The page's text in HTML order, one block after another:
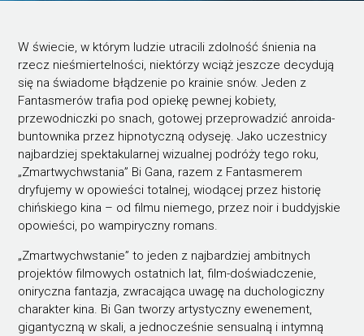
W świecie, w którym ludzie utracili zdolność śnienia na
rzecz nieśmiertelności, niektórzy wciąż jeszcze decydują
się na świadome błądzenie po krainie snów. Jeden z
Fantasmerów trafia pod opiekę pewnej kobiety,
przewodniczki po snach, gotowej przeprowadzić anroida-
buntownika przez hipnotyczną odyseję. Jako uczestnicy
najbardziej spektakularnej wizualnej podróży tego roku,
„Zmartwychwstania” Bi Gana, razem z Fantasmerem
dryfujemy w opowieści totalnej, wiodącej przez historię
chińskiego kina – od filmu niemego, przez noir i buddyjskie
opowieści, po wampiryczny romans.
„Zmartwychwstanie” to jeden z najbardziej ambitnych
projektów filmowych ostatnich lat, film-doświadczenie,
oniryczna fantazja, zwracająca uwagę na duchologiczny
charakter kina. Bi Gan tworzy artystyczny ewenement,
gigantyczną w skali, a jednocześnie sensualną i intymną